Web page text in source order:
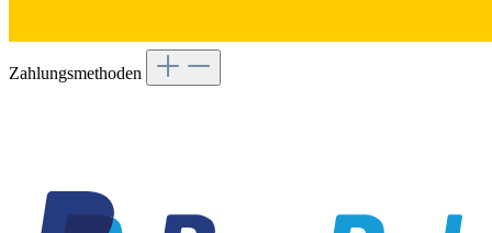
Zahlungsmethoden